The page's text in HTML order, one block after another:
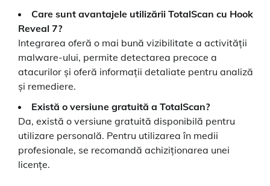
Care sunt avantajele utilizării TotalScan cu Hook
Reveal 7?
Integrarea oferă o mai bună vizibilitate a activității
malware-ului, permite detectarea precoce a
atacurilor și oferă informații detaliate pentru analiză
și remediere.
Există o versiune gratuită a TotalScan?
Da, există o versiune gratuită disponibilă pentru
utilizare personală. Pentru utilizarea în medii
profesionale, se recomandă achiziționarea unei
licențe.